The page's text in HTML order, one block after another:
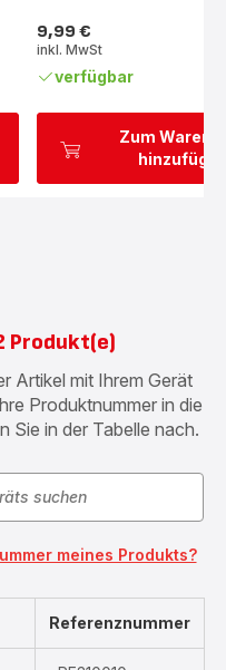
Zum
Preis
9,99 €
inkl. MwSt
verfügbar
Produkt(e)
Artikel mit Ihrem Gerät
Produktnummer in die
Sie in der Tabelle nach.
meines Produkts?
Referenznummer